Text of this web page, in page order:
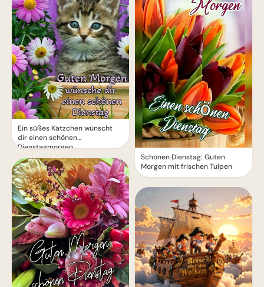
Ein süßes Kätzchen wünscht
dir einen schönen
Dienstagmorgen
Schönen Dienstag: Guten
Morgen mit frischen Tulpen